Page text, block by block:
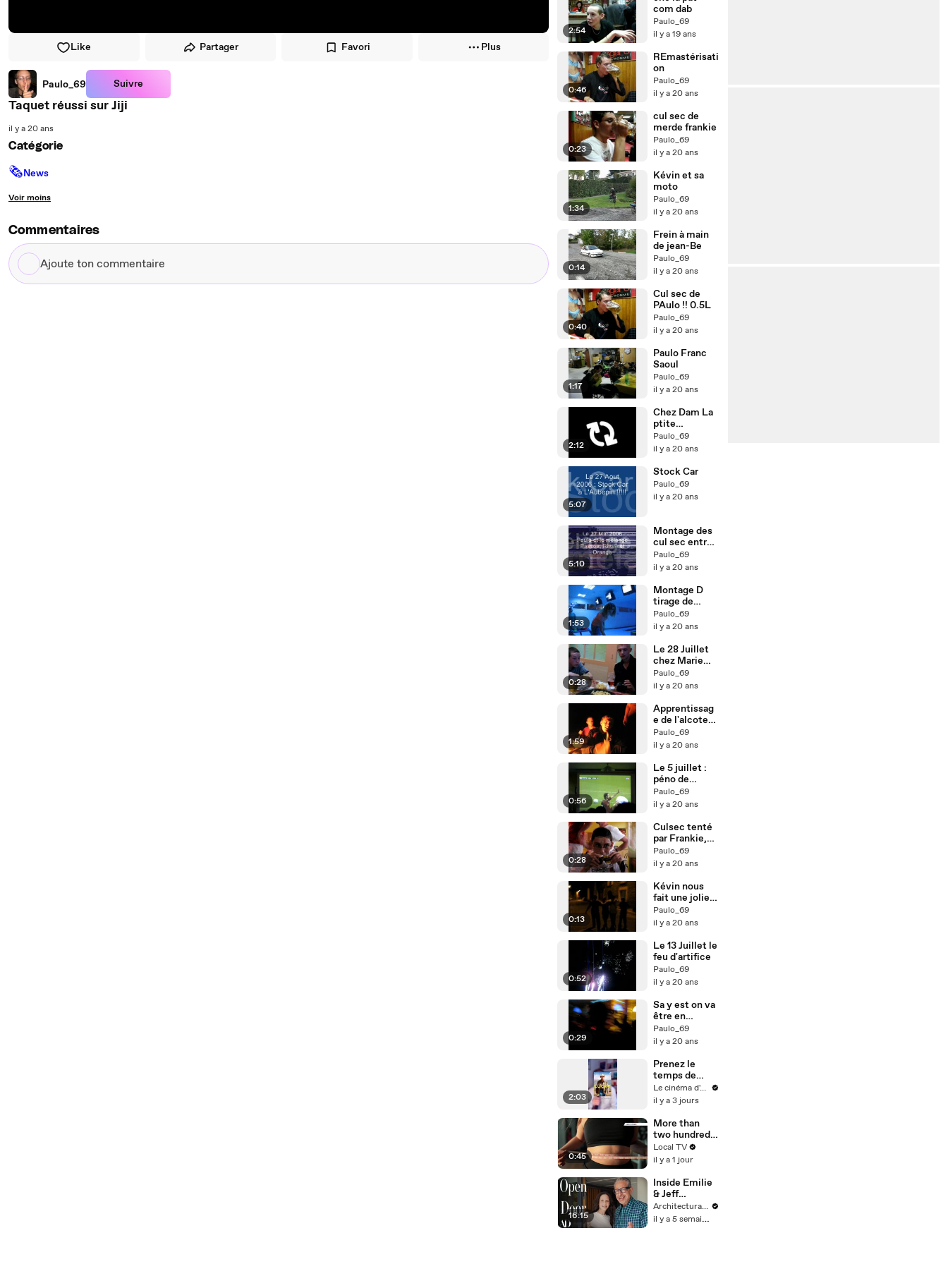
Like Partager Favori Plus
Paulo_69 Suivre
Taquet réussi sur Jiji
il y a 20 ans
Catégorie
🗞News
Voir moins
Commentaires
Ajoute
ton
2:54
com dab
Paulo_69
il y a 19 ans
0:46
REmastérisati
on
Paulo_69
il y a 20 ans
0:23
cul sec de
merde frankie
Paulo_69
il y a 20 ans
1:34
Kévin et sa
moto
Paulo_69
il y a 20 ans
0:14
Frein à main
de jean-Be
Paulo_69
il y a 20 ans
0:40
Cul sec de
PAulo !! 0.5L
Paulo_69
il y a 20 ans
1:17
Paulo Franc
Saoul
Paulo_69
il y a 20 ans
2:12
Chez Dam La
ptite
Huguette
Paulo_69
il y a 20 ans
5:07
Stock Car
Paulo_69
il y a 20 ans
5:10
Montage des
cul sec entre
potes !!!!
Paulo_69
il y a 20 ans
1:53
Montage D
tirage de
boule de
bowling
Paulo_69
il y a 20 ans
0:28
Le 28 Juillet
chez Marie
avec ...
Paulo_69
il y a 20 ans
1:59
Apprentissag
e de l'alcotest
selon Ju !
Paulo_69
il y a 20 ans
0:56
Le 5 juillet :
péno de
Zidane !
Paulo_69
il y a 20 ans
0:28
Culsec tenté
par Frankie,
non validé
Paulo_69
il y a 20 ans
0:13
Kévin nous
fait une jolie
chute
Paulo_69
il y a 20 ans
0:52
Le 13 Juillet le
feu d'artifice
Paulo_69
il y a 20 ans
0:29
Sa y est on va
être en
demi...
Paulo_69
il y a 20 ans
2:03
Prenez le
temps de
regarder cette
vidéo
Le cinéma d'Amaury
il y a 3 jours
0:45
More than
two hundred
suspected
deaths linked
loss jabs
reported to
regulator
Local TV
il y a 1 jour
16:15
Inside Emilie
& Jeff
Goldblum's
Playful Guest
Architectural Digest
il y a 5 semaines